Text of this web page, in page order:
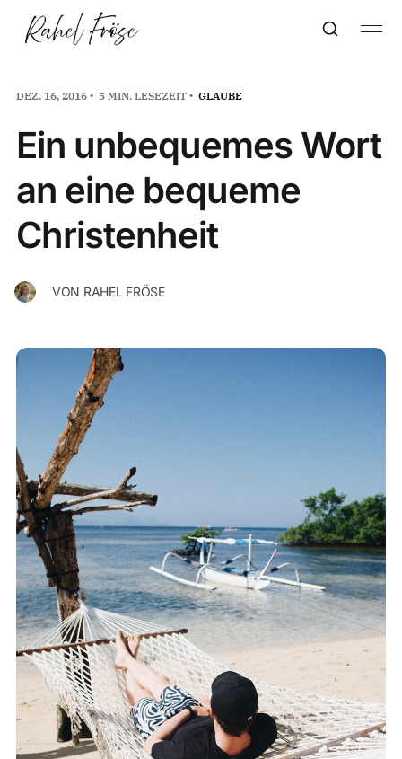
DEZ. 16, 2016 5 MIN. LESEZEIT GLAUBE
Ein unbequemes Wort
an eine bequeme
Christenheit
VON RAHEL FRÖSE